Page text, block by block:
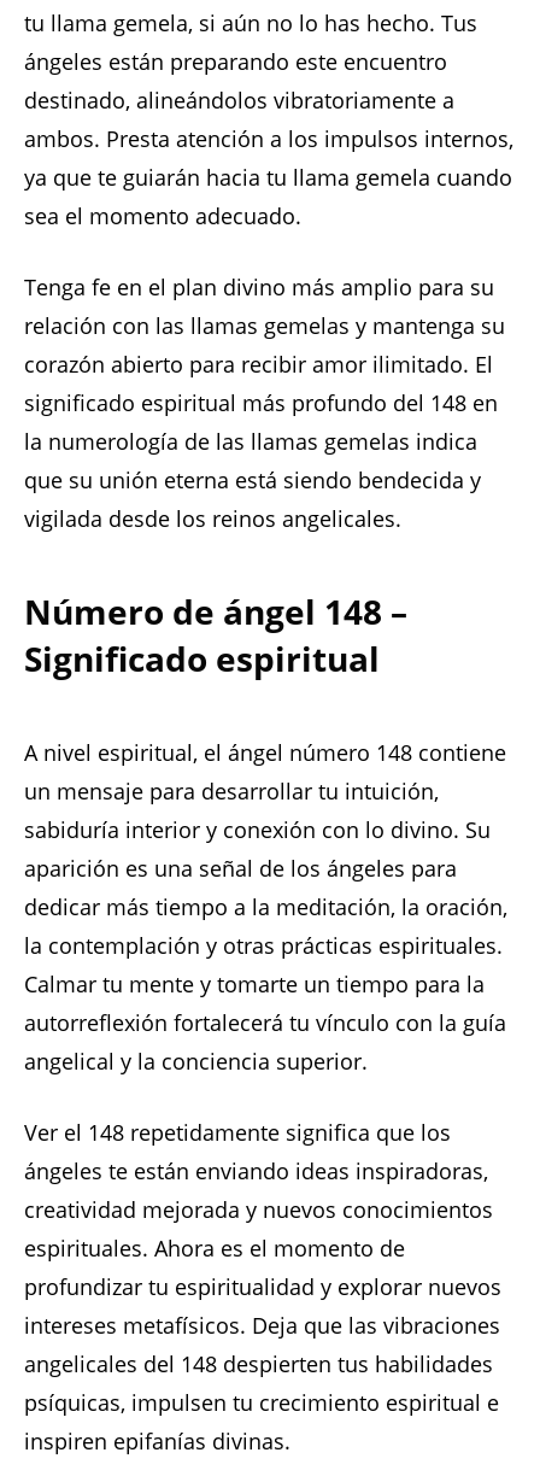
tu llama gemela, si aún no lo has hecho. Tus
ángeles están preparando este encuentro
destinado, alineándolos vibratoriamente a
ambos. Presta atención a los impulsos internos,
ya que te guiarán hacia tu llama gemela cuando
sea el momento adecuado.
Tenga fe en el plan divino más amplio para su
relación con las llamas gemelas y mantenga su
corazón abierto para recibir amor ilimitado. El
significado espiritual más profundo del 148 en
la numerología de las llamas gemelas indica
que su unión eterna está siendo bendecida y
vigilada desde los reinos angelicales.
Número de ángel 148 –
Significado espiritual
A nivel espiritual, el ángel número 148 contiene
un mensaje para desarrollar tu intuición,
sabiduría interior y conexión con lo divino. Su
aparición es una señal de los ángeles para
dedicar más tiempo a la meditación, la oración,
la contemplación y otras prácticas espirituales.
Calmar tu mente y tomarte un tiempo para la
autorreflexión fortalecerá tu vínculo con la guía
angelical y la conciencia superior.
Ver el 148 repetidamente significa que los
ángeles te están enviando ideas inspiradoras,
creatividad mejorada y nuevos conocimientos
espirituales. Ahora es el momento de
profundizar tu espiritualidad y explorar nuevos
intereses metafísicos. Deja que las vibraciones
angelicales del 148 despierten tus habilidades
psíquicas, impulsen tu crecimiento espiritual e
inspiren epifanías divinas.